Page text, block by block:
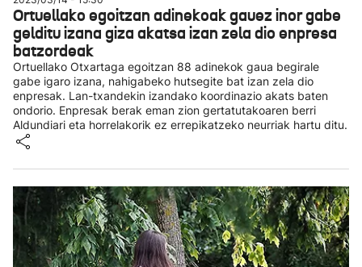
Ortuellako egoitzan adinekoak gauez inor gabe
gelditu izana giza akatsa izan zela dio enpresa
batzordeak
Ortuellako Otxartaga egoitzan 88 adinekok gaua begirale
gabe igaro izana, nahigabeko hutsegite bat izan zela dio
enpresak. Lan-txandekin izandako koordinazio akats baten
ondorio. Enpresak berak eman zion gertatutakoaren berri
Aldundiari eta horrelakorik ez errepikatzeko neurriak hartu ditu.